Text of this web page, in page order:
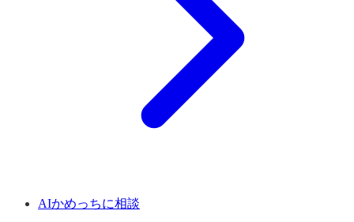
AIかめっちに相談